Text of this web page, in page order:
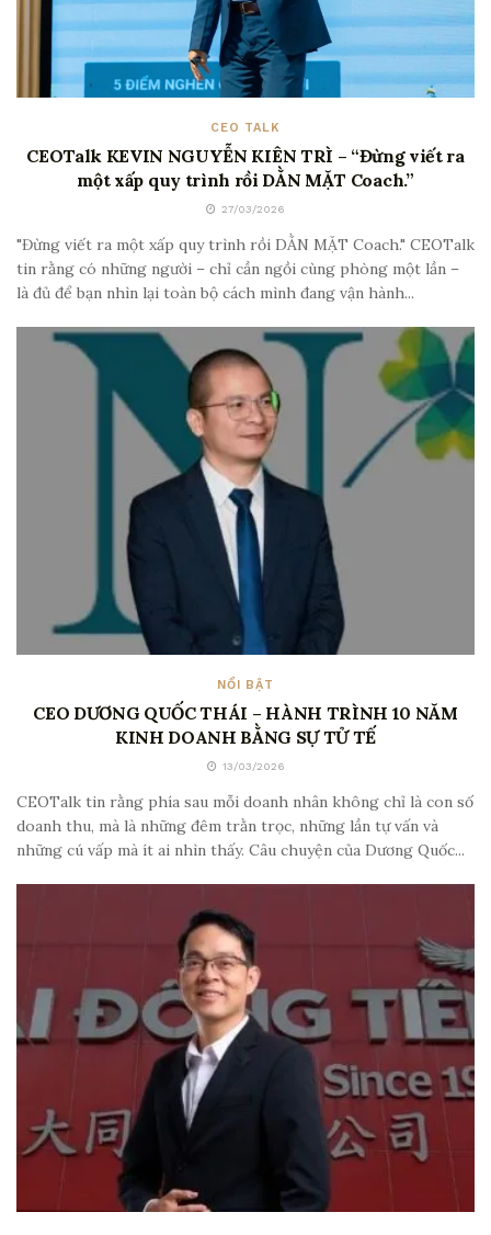
CEO TALK
CEOTalk KEVIN NGUYỄN KIÊN TRÌ – “Đừng viết ra
một xấp quy trình rồi DẰN MẶT Coach.”
27/03/2026
"Đừng viết ra một xấp quy trình rồi DẰN MẶT Coach." CEOTalk
tin rằng có những người – chỉ cần ngồi cùng phòng một lần –
là đủ để bạn nhìn lại toàn bộ cách mình đang vận hành...
NỔI BẬT
CEO DƯƠNG QUỐC THÁI – HÀNH TRÌNH 10 NĂM
KINH DOANH BẰNG SỰ TỬ TẾ
13/03/2026
CEOTalk tin rằng phía sau mỗi doanh nhân không chỉ là con số
doanh thu, mà là những đêm trằn trọc, những lần tự vấn và
những cú vấp mà ít ai nhìn thấy. Câu chuyện của Dương Quốc...